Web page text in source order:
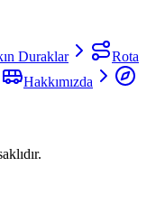
Duraklar
Rota
Hakkımızda